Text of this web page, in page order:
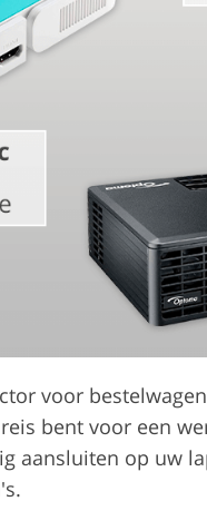
voor
bent voor een
aansluiten op uw